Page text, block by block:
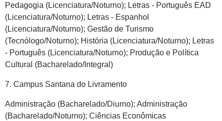
Pedagogia (Licenciatura/Noturno); Letras - Português EAD
(Licenciatura/Noturno); Letras - Espanhol
(Licenciatura/Noturno); Gestão de Turismo
(Tecnólogo/Noturno); História (Licenciatura/Noturno); Letras
- Português (Licenciatura/Noturno); Produção e Política
Cultural (Bacharelado/Integral)
7. Campus Santana do Livramento
Administração (Bacharelado/Diurno); Administração
(Bacharelado/Noturno); Ciências Econômicas